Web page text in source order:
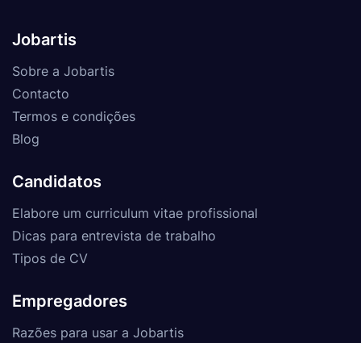
Jobartis
Sobre a Jobartis
Contacto
Termos e condições
Blog
Candidatos
Elabore um curriculum vitae profissional
Dicas para entrevista de trabalho
Tipos de CV
Empregadores
Razões para usar a Jobartis